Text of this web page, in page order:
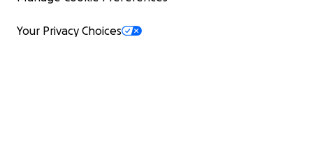
Your Privacy Choices